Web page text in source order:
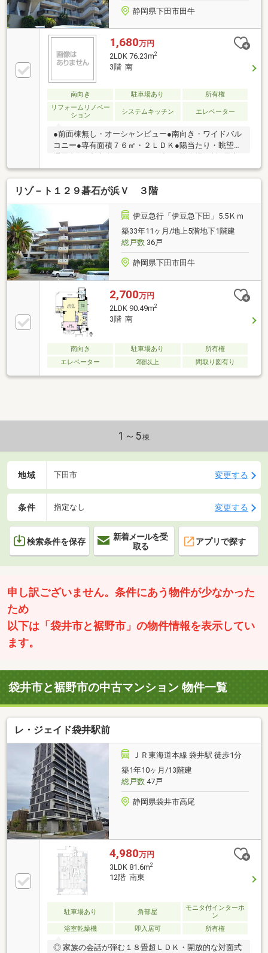
静岡県下田市田牛
1,680万円
2LDK 76.23m2
3階 南
南向き 駐車場あり
所有権
リフォームリノベー
ション
システムキッチン エレベーター
●前面棟無し・オーシャンビュー●南向き・ワイドバル
コニー●専有面積７６㎡・２ＬＤＫ●陽当たり・眺望・
浴室温泉引込み可能（別途契約）●海を望む開放的な
浴室です
リゾ－ト１２９碁石が浜Ｖ ３階
伊豆急行「伊豆急下田」5.5Ｋｍ
築33年11ヶ月/地上5階地下1階建
総戸数36戸
静岡県下田市田牛
2,700万円
2LDK 90.49m2
3階 南
南向き 駐車場あり
所有権
エレベーター
2階以上 間取り図有り
1～5棟
地域 下田市 変更する
条件 指定なし 変更する
検索条件を保存
新着メールを受
取る
アプリで探す
申し訳ございません。条件にあう物件が少なかった
ため
以下は「袋井市と裾野市」の物件情報を表示してい
ます。
袋井市と裾野市の中古マンション 物件一覧
レ・ジェイド袋井駅前
ＪＲ東海道本線 袋井駅 徒歩1分
築1年10ヶ月/13階建
総戸数47戸
静岡県袋井市高尾
4,980万円
3LDK 81.6m2
12階 南東
駐車場あり 角部屋
モニタ付インターホ
ン
浴室乾燥機
即入居可 所有権
◎ 家族の会話が弾む１８畳超ＬＤＫ・開放的な対面式